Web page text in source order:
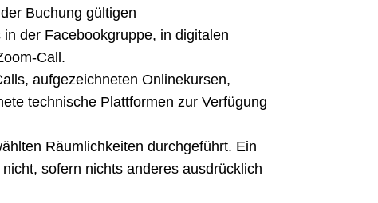
Buchung gültigen
der Facebookgruppe, in digitalen
Call.
aufgezeichneten Onlinekursen,
technische Plattformen zur Verfügung
Räumlichkeiten durchgeführt. Ein
sofern nichts anderes ausdrücklich